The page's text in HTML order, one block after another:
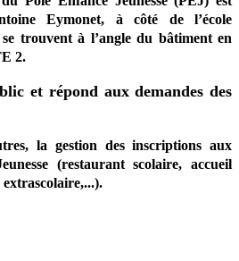
Eymonet, à côté de l’école
trouvent à l’angle du bâtiment en
2.
et répond aux demandes des
la gestion des inscriptions aux
(restaurant scolaire, accueil